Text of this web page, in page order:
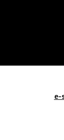
e-